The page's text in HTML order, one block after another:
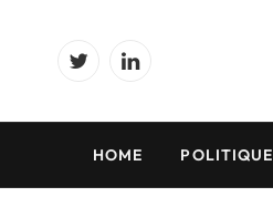
TwitterLinkedIn
HOME POLITIQUE